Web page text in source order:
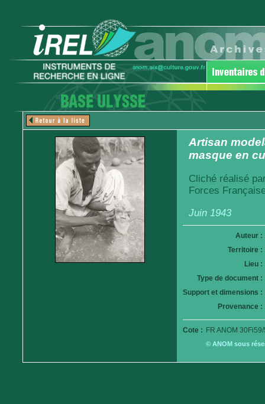
Artisan
masque en
Cliché réalisé
Forces
Juin 1943
Auteur :
Territoire :
Lieu :
Type de document :
Support et dimensions :
Provenance :
Cote : FR ANOM
© ANOM sous